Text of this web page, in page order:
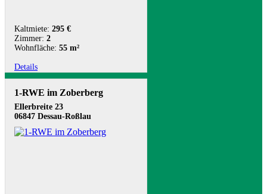
Kaltmiete: 295 €
Zimmer: 2
Wohnfläche: 55 m²
Details
1-RWE im Zoberberg
Ellerbreite 23
06847 Dessau-Roßlau